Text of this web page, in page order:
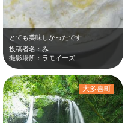
とても美味しかったです
投稿者名：み
撮影場所：ラモイーズ
大多喜町